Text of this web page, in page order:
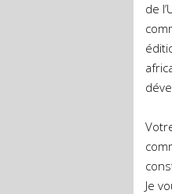
de
Je